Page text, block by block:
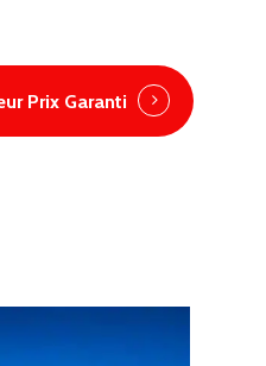
Prix Garanti